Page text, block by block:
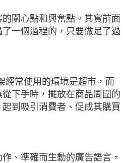
關心點和興奮點。其實前面
一個過程的，只要做足了過
經常使用的環境是超市，而
下手時，擺放在商品周圍的
到吸引消費者、促成其購買
、準確而生動的廣告語言，